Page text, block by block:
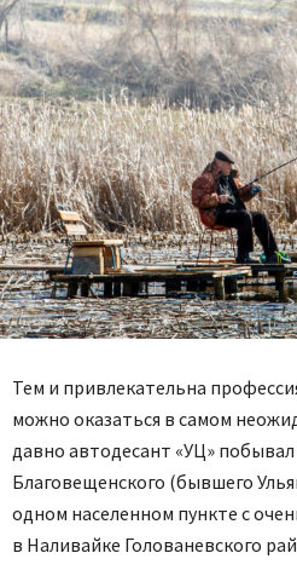
Тем и привлекательна
можно оказаться в самом
давно автодесант «УЦ»
Благовещенского (бывшего
одном населенном пункте с
в Наливайке Голованевского